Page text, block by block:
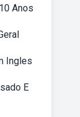
Anos
Ingles
E